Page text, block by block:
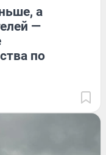
а
—
по